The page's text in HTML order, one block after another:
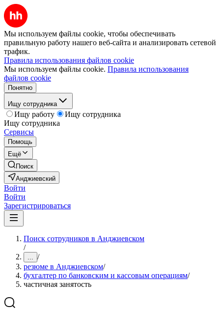
Мы используем файлы cookie, чтобы обеспечивать
правильную работу нашего веб-сайта и анализировать сетевой
трафик.
Правила использования файлов cookie
Мы используем файлы cookie. Правила использования
файлов cookie
Понятно
Ищу сотрудника
Ищу работу
Ищу сотрудника
Ищу сотрудника
Сервисы
Помощь
Ещё
Поиск
Анджиевский
Войти
Войти
Зарегистрироваться
Поиск сотрудников в Анджиевском
/
... /
резюме в Анджиевском/
бухгалтер по банковским и кассовым операциям/
частичная занятость